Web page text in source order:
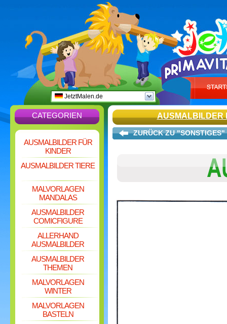
JetztMalen.de
CATEGORIEN
AUSMALBILDER FÜR
KINDER
AUSMALBILDER TIERE
MALVORLAGEN
MANDALAS
AUSMALBILDER
COMICFIGURE
ALLERHAND
AUSMALBILDER
AUSMALBILDER
THEMEN
MALVORLAGEN
WINTER
MALVORLAGEN
BASTELN
AUSMALBILDER
ZURÜCK ZU "SONSTIGES"